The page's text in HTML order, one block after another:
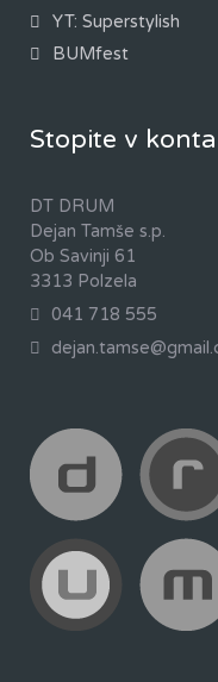
YT: Superstylish
BUMfest
Stopite v
DT DRUM
Dejan Tamše s.p.
Ob Savinji 61
3313 Polzela
041 718 555